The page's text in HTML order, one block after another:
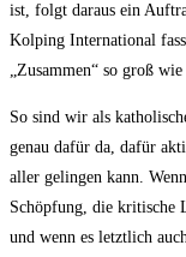
ist, folgt daraus ein
Kolping International
„Zusammen“ so groß
So sind wir als
genau dafür da, dafür
aller gelingen kann.
Schöpfung, die
und wenn es letztlich